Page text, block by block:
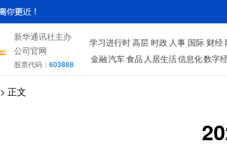
新华通讯社主办
公司官网
股票代码： 603888
学习进行时高层 时政 人事 国际 财经
金融汽车食品 人居生活信息化数字
> 正文